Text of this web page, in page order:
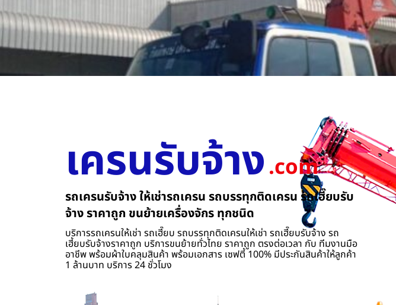
เครนรับจ้าง.com
รถเครนรับจ้าง ให้เช่ารถเครน รถบรรทุกติดเครน รถเฮี๊ยบรับ
จ้าง ราคาถูก ขนย้ายเครื่องจักร ทุกชนิด
บริการรถเครนให้เช่า รถเฮี๊ยบ รถบรรทุกติดเครนให้เช่า รถเฮี๊ยบรับจ้าง รถ
เฮี้ยบรับจ้างราคาถูก บริการขนย้ายทั่วไทย ราคาถูก ตรงต่อเวลา กับ ทีมงานมือ
อาชีพ พร้อมผ้าใบคลุมสินค้า พร้อมเอกสาร เซฟตี้ 100% มีประกันสินค้าให้ลูกค้า
1 ล้านบาท บริการ 24 ชั่วโมง